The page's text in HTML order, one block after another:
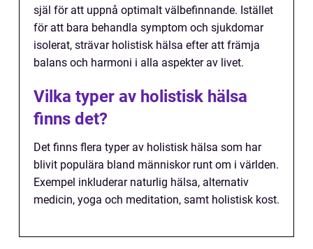
själ för att uppnå optimalt välbefinnande. Istället
för att bara behandla symptom och sjukdomar
isolerat, strävar holistisk hälsa efter att främja
balans och harmoni i alla aspekter av livet.
Vilka typer av holistisk hälsa
finns det?
Det finns flera typer av holistisk hälsa som har
blivit populära bland människor runt om i världen.
Exempel inkluderar naturlig hälsa, alternativ
medicin, yoga och meditation, samt holistisk kost.